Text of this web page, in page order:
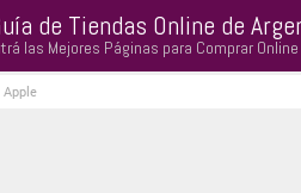
de Tiendas Online de
las Mejores Páginas para Comprar Online
Apple